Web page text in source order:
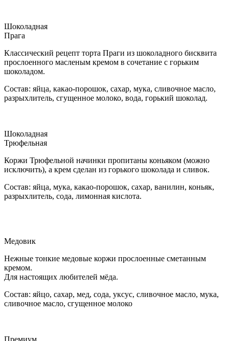
Шоколадная
Прага
Классический рецепт торта Праги из шоколадного бисквита
прослоенного масленым кремом в сочетание с горьким
шоколадом.
Состав: яйца, какао-порошок, сахар, мука, сливочное масло,
разрыхлитель, сгущенное молоко, вода, горький шоколад.
Шоколадная
Трюфельная
Коржи Трюфельной начинки пропитаны коньяком (можно
исключить), а крем сделан из горького шоколада и сливок.
Состав: яйца, мука, какао-порошок, сахар, ванилин, коньяк,
разрыхлитель, сода, лимонная кислота.
Медовик
Нежные тонкие медовые коржи прослоенные сметанным
кремом.
Для настоящих любителей мёда.
Состав: яйцо, сахар, мед, сода, уксус, сливочное масло, мука,
сливочное масло, сгущенное молоко
Премиум